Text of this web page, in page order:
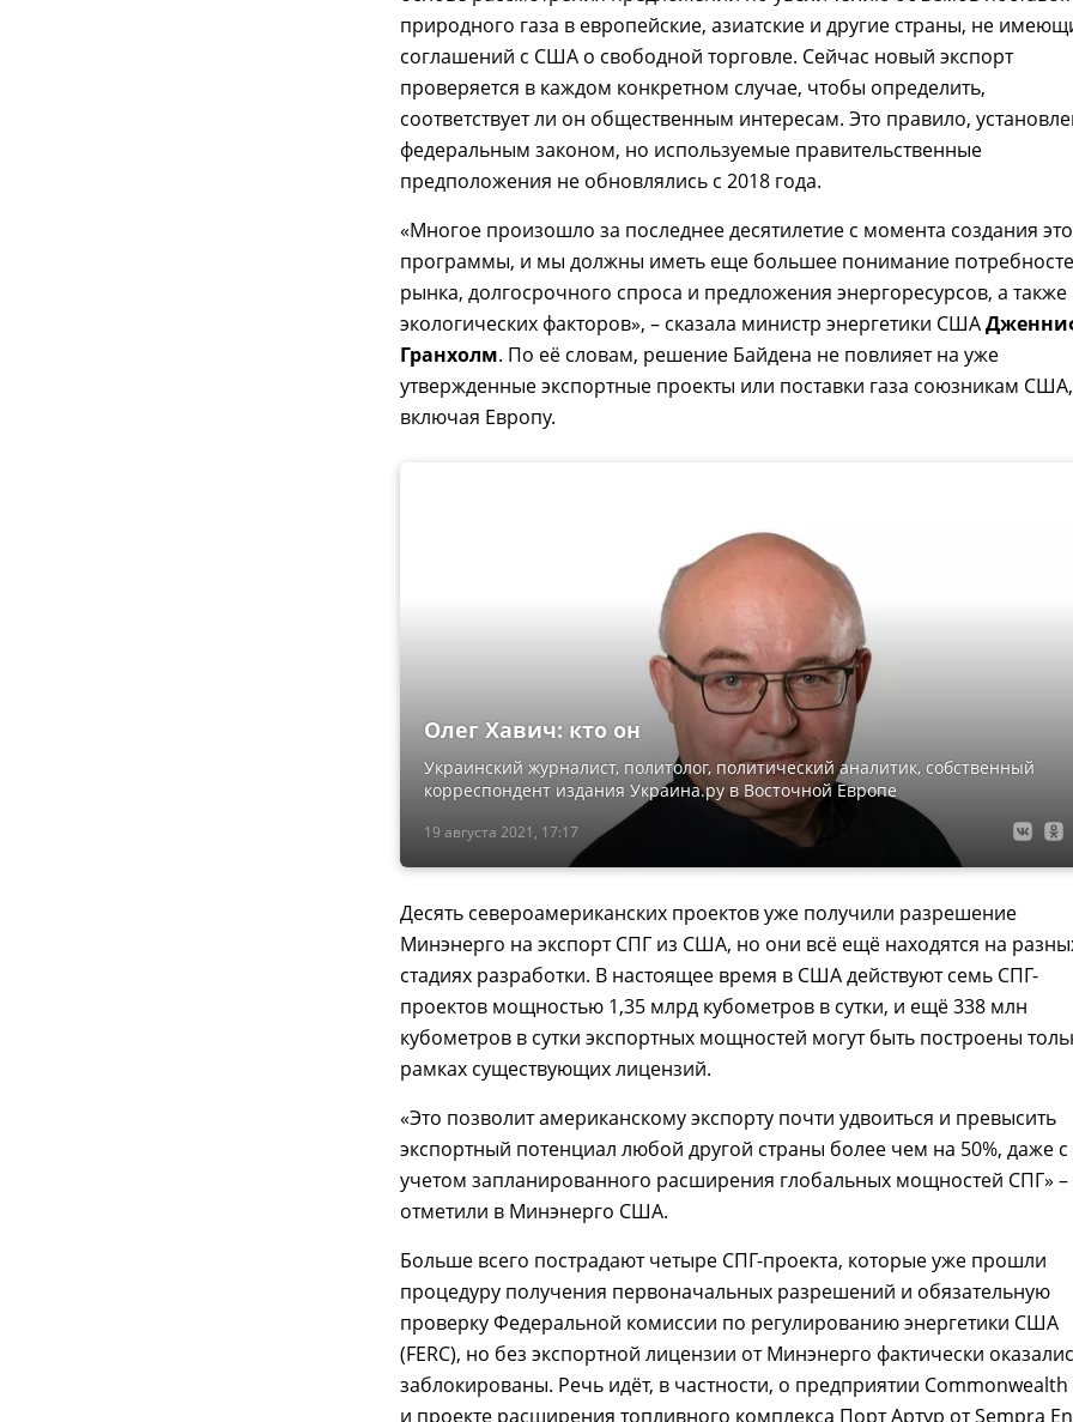
природного газа в европейские, азиатские и другие страны, не
соглашений с США о свободной торговле. Сейчас новый экспорт
проверяется в каждом конкретном случае, чтобы определить,
соответствует ли он общественным интересам. Это правило,
федеральным законом, но используемые правительственные
предположения не обновлялись с 2018 года.
«Многое произошло за последнее десятилетие с момента создания
программы, и мы должны иметь еще большее понимание
рынка, долгосрочного спроса и предложения энергоресурсов, а также
экологических факторов», – сказала министр энергетики США
Гранхолм. По её словам, решение Байдена не повлияет на уже
утвержденные экспортные проекты или поставки газа союзникам США,
включая Европу.
19 августа 2021, 17:17
Олег Хавич: кто он
Украинский журналист, политолог, политический аналитик, собственный
корреспондент издания Украина.ру в Восточной Европе
Десять североамериканских проектов уже получили разрешение
Минэнерго на экспорт СПГ из США, но они всё ещё находятся на
стадиях разработки. В настоящее время в США действуют семь СПГ-
проектов мощностью 1,35 млрд кубометров в сутки, и ещё 338 млн
кубометров в сутки экспортных мощностей могут быть построены
рамках существующих лицензий.
«Это позволит американскому экспорту почти удвоиться и превысить
экспортный потенциал любой другой страны более чем на 50%, даже с
учетом запланированного расширения глобальных мощностей СПГ» –
отметили в Минэнерго США.
Больше всего пострадают четыре СПГ-проекта, которые уже прошли
процедуру получения первоначальных разрешений и обязательную
проверку Федеральной комиссии по регулированию энергетики США
(FERC), но без экспортной лицензии от Минэнерго фактически
заблокированы. Речь идёт, в частности, о предприятии Commonwealth
и проекте расширения топливного комплекса Порт Артур от Sempra